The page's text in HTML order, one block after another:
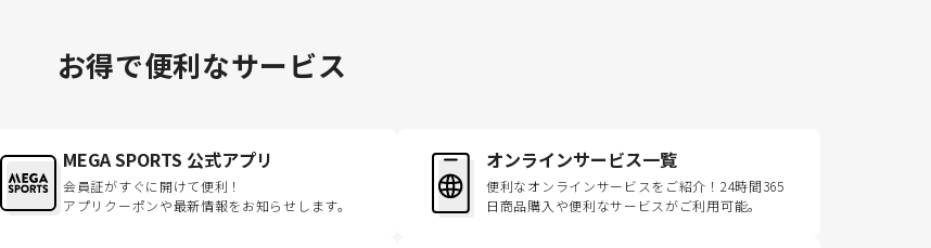
お得で便利なサービス
MEGA SPORTS 公式アプリ
会員証がすぐに開けて便利！
アプリクーポンや最新情報をお知らせします。
オンラインサービス一覧
便利なオンラインサービスをご紹介！24時間365
日商品購入や便利なサービスがご利用可能。